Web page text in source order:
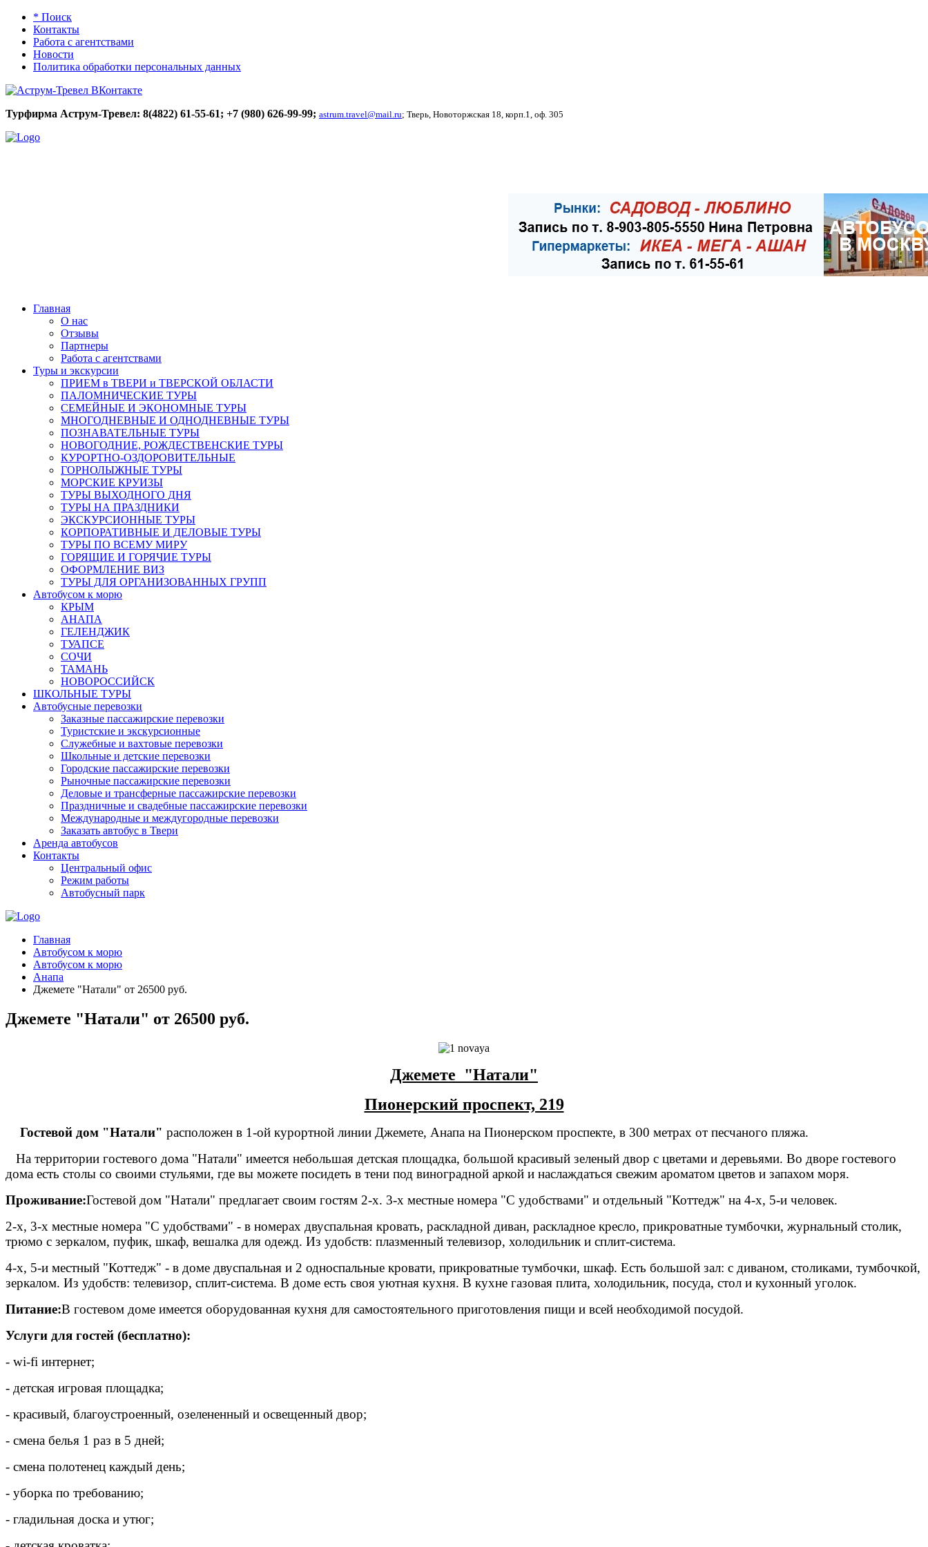
* Поиск
Контакты
Работа с агентствами
Новости
Политика обработки персональных данных
Турфирма Аструм-Тревел: 8(4822) 61-55-61; +7 (980) 626-99-99; astrum.travel@mail.ru; Тверь, Новоторжская 18, корп.1, оф. 305
Главная
О нас
Отзывы
Партнеры
Работа с агентствами
Туры и экскурсии
ПРИЕМ в ТВЕРИ и ТВЕРСКОЙ ОБЛАСТИ
ПАЛОМНИЧЕСКИЕ ТУРЫ
СЕМЕЙНЫЕ И ЭКОНОМНЫЕ ТУРЫ
МНОГОДНЕВНЫЕ И ОДНОДНЕВНЫЕ ТУРЫ
ПОЗНАВАТЕЛЬНЫЕ ТУРЫ
НОВОГОДНИЕ, РОЖДЕСТВЕНСКИЕ ТУРЫ
КУРОРТНО-ОЗДОРОВИТЕЛЬНЫЕ
ГОРНОЛЫЖНЫЕ ТУРЫ
МОРСКИЕ КРУИЗЫ
ТУРЫ ВЫХОДНОГО ДНЯ
ТУРЫ НА ПРАЗДНИКИ
ЭКСКУРСИОННЫЕ ТУРЫ
КОРПОРАТИВНЫЕ И ДЕЛОВЫЕ ТУРЫ
ТУРЫ ПО ВСЕМУ МИРУ
ГОРЯЩИЕ И ГОРЯЧИЕ ТУРЫ
ОФОРМЛЕНИЕ ВИЗ
ТУРЫ ДЛЯ ОРГАНИЗОВАННЫХ ГРУПП
Автобусом к морю
КРЫМ
АНАПА
ГЕЛЕНДЖИК
ТУАПСЕ
СОЧИ
ТАМАНЬ
НОВОРОССИЙСК
ШКОЛЬНЫЕ ТУРЫ
Автобусные перевозки
Заказные пассажирские перевозки
Туристские и экскурсионные
Служебные и вахтовые перевозки
Школьные и детские перевозки
Городские пассажирские перевозки
Рыночные пассажирские перевозки
Деловые и трансферные пассажирские перевозки
Праздничные и свадебные пассажирские перевозки
Международные и междугородные перевозки
Заказать автобус в Твери
Аренда автобусов
Контакты
Центральный офис
Режим работы
Автобусный парк
Главная
Автобусом к морю
Автобусом к морю
Анапа
Джемете "Натали" от 26500 руб.
Джемете "Натали" от 26500 руб.
Джемете "Натали"
Пионерский проспект, 219
Гостевой дом "Натали" расположен в 1-ой курортной линии Джемете, Анапа на Пионерском проспекте, в 300 метрах от песчаного пляжа.
На территории гостевого дома "Натали" имеется небольшая детская площадка, большой красивый зеленый двор с цветами и деревьями. Во дворе гостевого
дома есть столы со своими стульями, где вы можете посидеть в тени под виноградной аркой и наслаждаться свежим ароматом цветов и запахом моря.
Проживание:Гостевой дом "Натали" предлагает своим гостям 2-х. 3-х местные номера "С удобствами" и отдельный "Коттедж" на 4-х, 5-и человек.
2-х, 3-х местные номера "С удобствами" - в номерах двуспальная кровать, раскладной диван, раскладное кресло, прикроватные тумбочки, журнальный столик,
трюмо с зеркалом, пуфик, шкаф, вешалка для одежд. Из удобств: плазменный телевизор, холодильник и сплит-система.
4-х, 5-и местный "Коттедж" - в доме двуспальная и 2 односпальные кровати, прикроватные тумбочки, шкаф. Есть большой зал: с диваном, столиками, тумбочкой,
зеркалом. Из удобств: телевизор, сплит-система. В доме есть своя уютная кухня. В кухне газовая плита, холодильник, посуда, стол и кухонный уголок.
Питание:В гостевом доме имеется оборудованная кухня для самостоятельного приготовления пищи и всей необходимой посудой.
Услуги для гостей (бесплатно):
- wi-fi интернет;
- детская игровая площадка;
- красивый, благоустроенный, озелененный и освещенный двор;
- смена белья 1 раз в 5 дней;
- смена полотенец каждый день;
- уборка по требованию;
- гладильная доска и утюг;